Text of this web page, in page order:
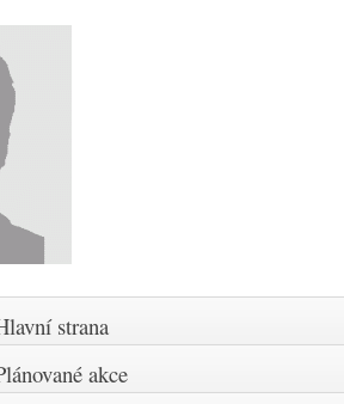
strana
akce